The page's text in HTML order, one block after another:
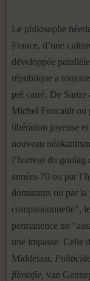
Le philosophe
France, d’une
développée
république a
pré carré. De Sartre
Michel Foucault ou
libération joyeuse
nouveau
l’horreur du goulag
années 70 ou par
dominants ou par
compassionnelle”,
permanence un
une impasse. Celle
Middelaar,
filosofie, van